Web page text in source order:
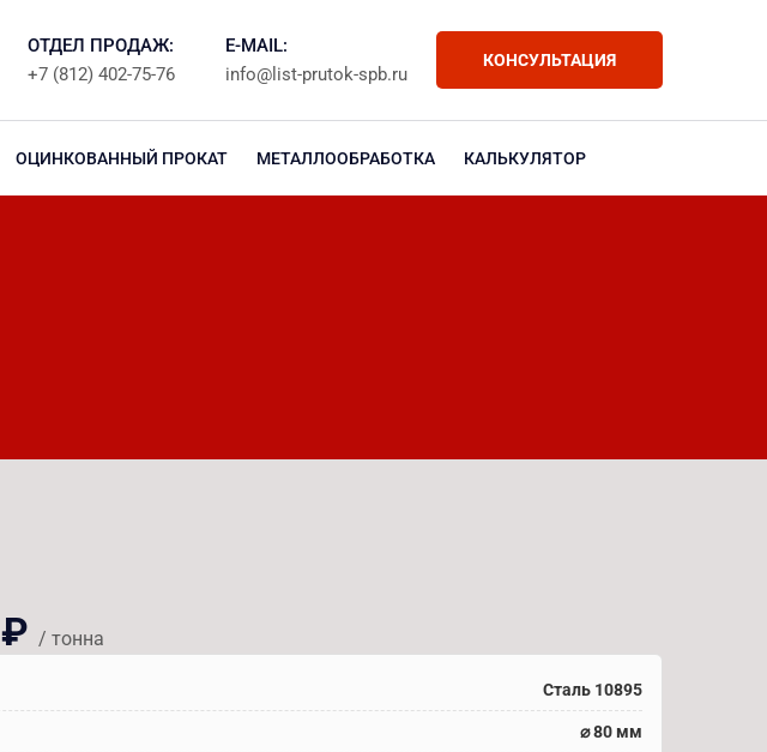
КОНСУЛЬТАЦИЯ
ОТДЕЛ ПРОДАЖ:
+7 (812) 402-75-76
E-MAIL:
info@list-prutok-spb.ru
ОЦИНКОВАННЫЙ ПРОКАТ МЕТАЛЛООБРАБОТКА КАЛЬКУЛЯТОР
/ тонна
Сталь 10895
⌀ 80 мм